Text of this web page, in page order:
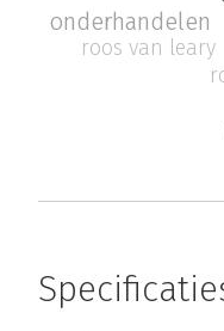
roos van leary
onderhandelen